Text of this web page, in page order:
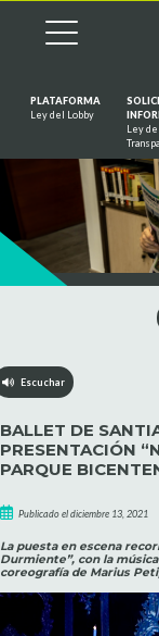
PLATAFORMA
Ley del Lobby
Ley de
Escuchar
BALLET DE
PRESENTACIÓN
PARQUE
Publicado el diciembre 13, 2021
La puesta en escena
Durmiente”, con la
coreografía de Marius